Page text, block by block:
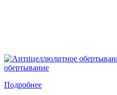
обертывание
Подробнее